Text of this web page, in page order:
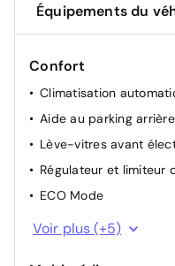
Équipements du
Confort
Climatisation
Aide au parking arrière
Lève-vitres avant
Régulateur et limiteur
ECO Mode
Indicateur de
Voir plus (+5)